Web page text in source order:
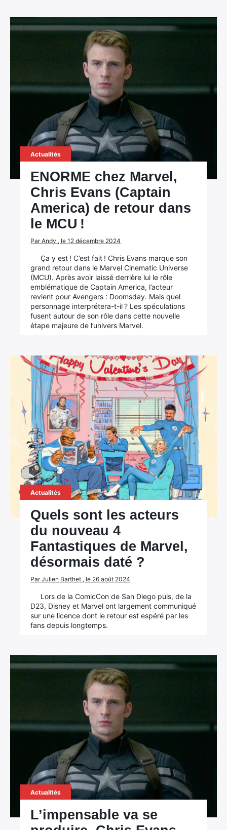
Actualités
ENORME chez Marvel,
Chris Evans (Captain
America) de retour dans
le MCU !
Par Andy , le 12 décembre 2024
Ça y est ! C’est fait ! Chris Evans marque son
grand retour dans le Marvel Cinematic Universe
(MCU). Après avoir laissé derrière lui le rôle
emblématique de Captain America, l’acteur
revient pour Avengers : Doomsday. Mais quel
personnage interprétera-t-il ? Les spéculations
fusent autour de son rôle dans cette nouvelle
étape majeure de l’univers Marvel.
Actualités
Quels sont les acteurs
du nouveau 4
Fantastiques de Marvel,
désormais daté ?
Par Julien Barthet , le 26 août 2024
Lors de la ComicCon de San Diego puis, de la
D23, Disney et Marvel ont largement communiqué
sur une licence dont le retour est espéré par les
fans depuis longtemps.
Actualités
L’impensable va se